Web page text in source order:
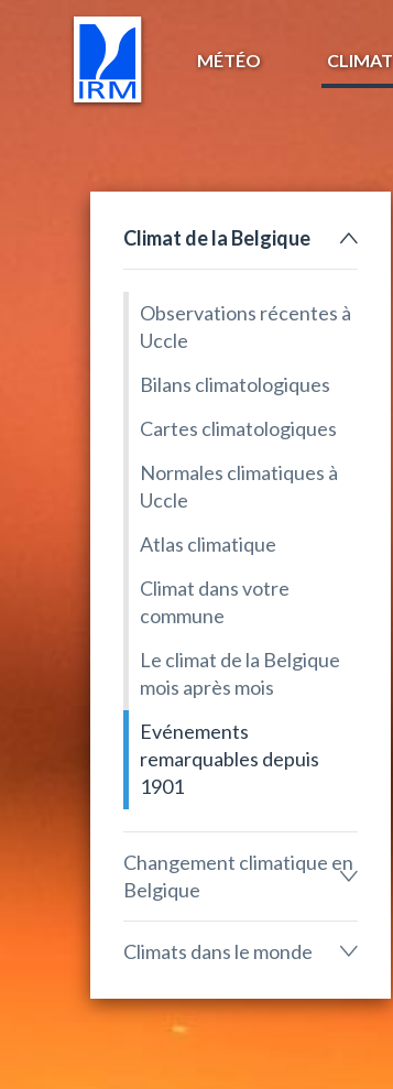
MÉTÉO CLIMAT
Climat de la Belgique
Observations récentes à
Uccle
Bilans climatologiques
Cartes climatologiques
Normales climatiques à
Uccle
Atlas climatique
Climat dans votre
commune
Le climat de la Belgique
mois après mois
Evénements
remarquables depuis
1901
Changement climatique en
Belgique
Climats dans le monde